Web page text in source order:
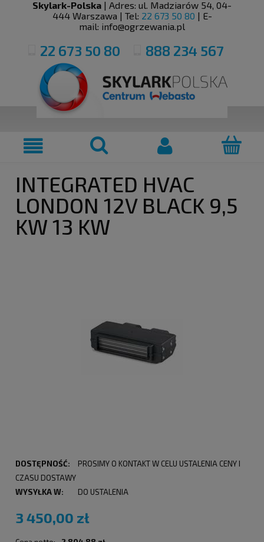
Skylark-Polska | Adres: ul. Madziarów 54, 04-
444 Warszawa | Tel: 22 673 50 80 | E-
mail: info@ogrzewania.pl
22 673 50 80 888 234 567
INTEGRATED HVAC
LONDON 12V BLACK 9,5
KW 13 KW
DOSTĘPNOŚĆ:
PROSIMY O KONTAKT W CELU USTALENIA CENY I
CZASU DOSTAWY
WYSYŁKA W:
DO USTALENIA
3 450,00 zł